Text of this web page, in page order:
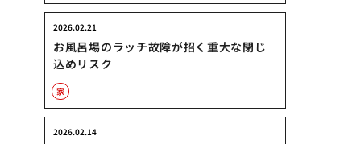
お風呂場のラッチ故障が招く重大な閉じ
込めリスク
2026.02.21
家
2026.02.14